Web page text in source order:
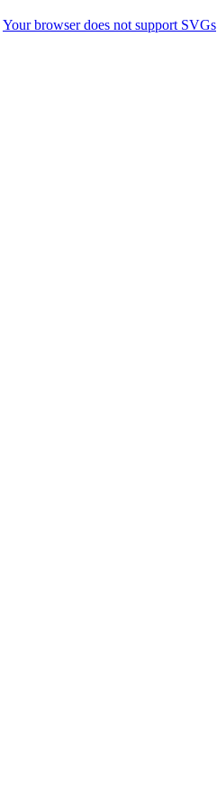
Your browser does not support SVGs